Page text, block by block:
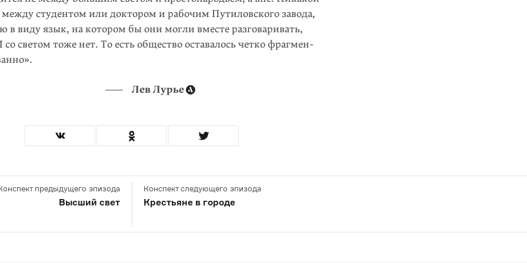
между студентом или доктором и рабочим Путиловского завода,
в виду язык, на котором бы они могли вместе разговаривать,
со светом тоже нет. То есть общество оставалось четко фрагмен­
Лев Лурье
предыдущего эпизода
Высший свет
Конспект следующего эпизода
Крестьяне в городе